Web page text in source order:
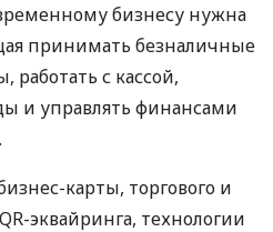
бизнесу нужна
принимать безналичные
работать с кассой,
и управлять финансами
карты, торгового и
эквайринга, технологии